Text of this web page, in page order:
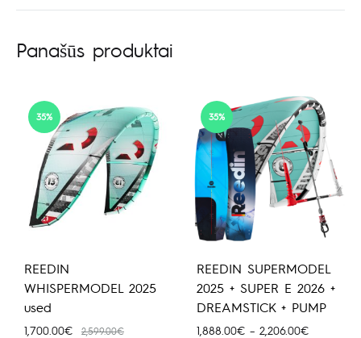
Panašūs produktai
35%
REEDIN
WHISPERMODEL 2025
used
1,700.00€ 2,599.00€
35%
REEDIN SUPERMODEL
2025 + SUPER E 2026 +
DREAMSTICK + PUMP
1,888.00€ – 2,206.00€Price